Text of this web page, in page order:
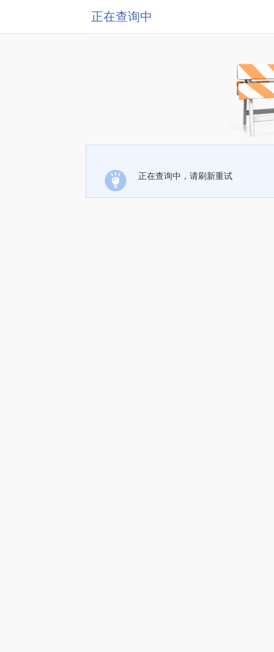
正在查询中
正在查询中，请刷新重试